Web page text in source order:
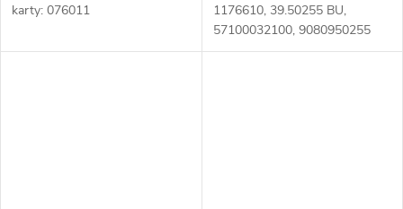
karty: 076011
1176610, 39.50255 BU,
57100032100, 9080950255
Číslo karty: 072423